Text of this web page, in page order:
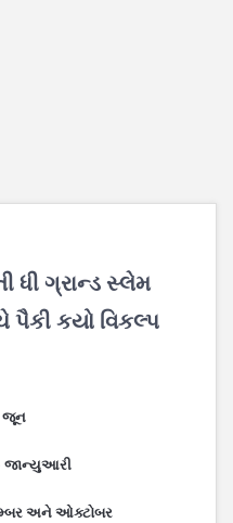
ધી ગ્રાન્ડ સ્લેમ
પૈકી કયો વિકલ્પ
જૂન
જાન્યુઆરી
અને ઓક્ટોબર